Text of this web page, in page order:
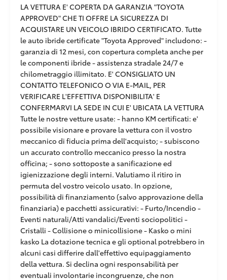
LA VETTURA E' COPERTA DA GARANZIA "TOYOTA
APPROVED" CHE TI OFFRE LA SICUREZZA DI
ACQUISTARE UN VEICOLO IBRIDO CERTIFICATO. Tutte
le auto ibride certificate "Toyota Approved" includono: -
garanzia di 12 mesi, con copertura completa anche per
le componenti ibride - assistenza stradale 24/7 e
chilometraggio illimitato. E' CONSIGLIATO UN
CONTATTO TELEFONICO O VIA E-MAIL, PER
VERIFICARE L'EFFETTIVA DISPONIBILITA' E
CONFERMARVI LA SEDE IN CUI E' UBICATA LA VETTURA
Tutte le nostre vetture usate: - hanno KM certificati: e'
possibile visionare e provare la vettura con il vostro
meccanico di fiducia prima dell'acquisto; - subiscono
un accurato controllo meccanico presso la nostra
officina; - sono sottoposte a sanificazione ed
igienizzazione degli interni. Valutiamo il ritiro in
permuta del vostro veicolo usato. In opzione,
possibilità di finanziamento (salvo approvazione della
finanziaria) e pacchetti assicurativi: - Furto/Incendio -
Eventi naturali/Atti vandalici/Eventi sociopolitici -
Cristalli - Collisione o minicollisione - Kasko o mini
kasko La dotazione tecnica e gli optional potrebbero in
alcuni casi differire dall'effettivo equipaggiamento
della vettura. Si declina ogni responsabilità per
eventuali involontarie incongruenze, che non